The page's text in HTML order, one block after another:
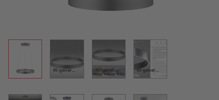
KI-generiert KI-generiert KI-generiert